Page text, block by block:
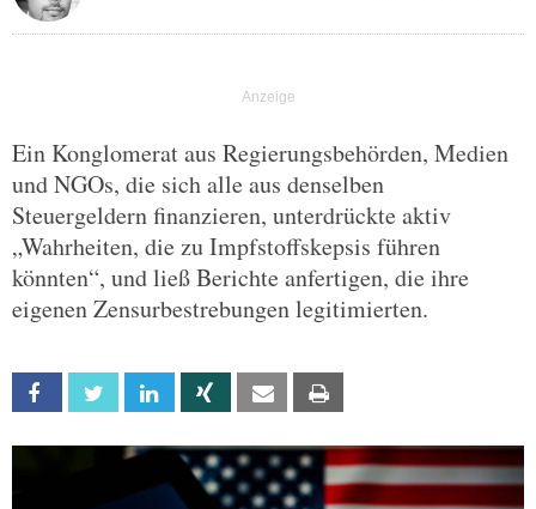
Ein Konglomerat aus Regierungsbehörden, Medien
und NGOs, die sich alle aus denselben
Steuergeldern finanzieren, unterdrückte aktiv
„Wahrheiten, die zu Impfstoffskepsis führen
könnten“, und ließ Berichte anfertigen, die ihre
eigenen Zensurbestrebungen legitimierten.
Facebook Twitter Linkedin Xing Email